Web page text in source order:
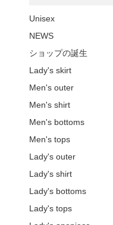
Unisex
NEWS
ショップの誕生
Lady's skirt
Men's outer
Men's shirt
Men's bottoms
Men's tops
Lady's outer
Lady's shirt
Lady's bottoms
Lady's tops